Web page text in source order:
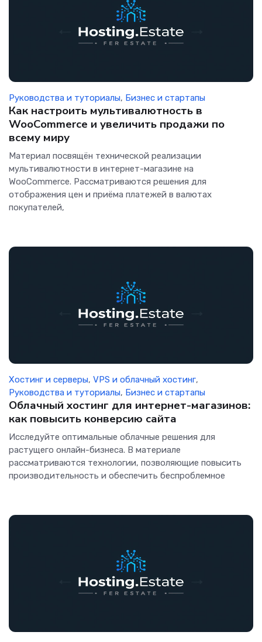
Руководства и туториалы, Бизнес и стартапы
Как настроить мультивалютность в
WooCommerce и увеличить продажи по
всему миру
Материал посвящён технической реализации
мультивалютности в интернет-магазине на
WooCommerce. Рассматриваются решения для
отображения цен и приёма платежей в валютах
покупателей,
Хостинг и серверы, VPS и облачный хостинг,
Руководства и туториалы, Бизнес и стартапы
Облачный хостинг для интернет-магазинов:
как повысить конверсию сайта
Исследуйте оптимальные облачные решения для
растущего онлайн-бизнеса. В материале
рассматриваются технологии, позволяющие повысить
производительность и обеспечить беспроблемное